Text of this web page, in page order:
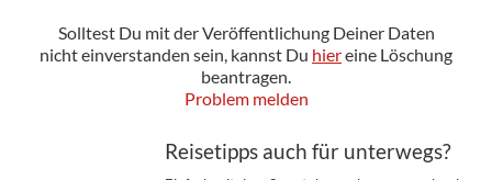
Solltest Du mit der Veröffentlichung Deiner Daten
nicht einverstanden sein, kannst Du hiereine Löschung
beantragen.
Problem melden
Reisetipps auch für unterwegs?